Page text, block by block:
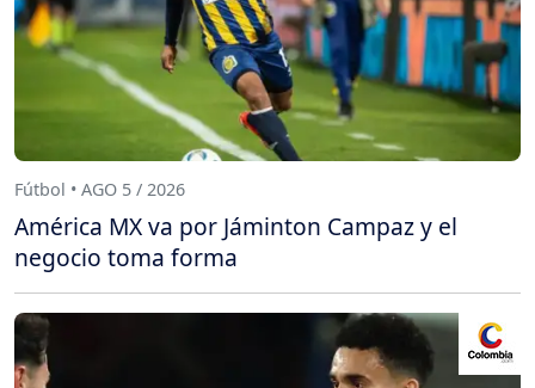
Fútbol • AGO 5 / 2026
América MX va por Jáminton Campaz y el
negocio toma forma